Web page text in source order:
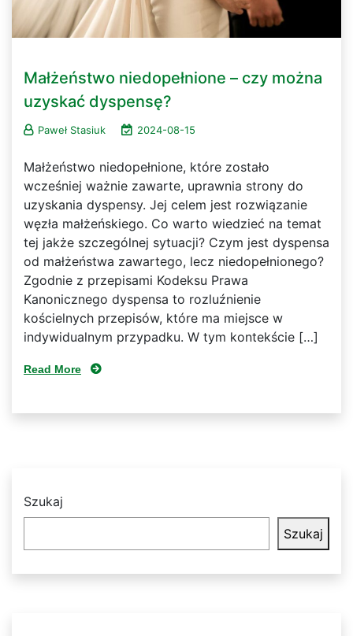
Małżeństwo niedopełnione – czy można
uzyskać dyspensę?
Paweł Stasiuk 2024-08-15
Małżeństwo niedopełnione, które zostało
wcześniej ważnie zawarte, uprawnia strony do
uzyskania dyspensy. Jej celem jest rozwiązanie
węzła małżeńskiego. Co warto wiedzieć na temat
tej jakże szczególnej sytuacji? Czym jest dyspensa
od małżeństwa zawartego, lecz niedopełnionego?
Zgodnie z przepisami Kodeksu Prawa
Kanonicznego dyspensa to rozluźnienie
kościelnych przepisów, które ma miejsce w
indywidualnym przypadku. W tym kontekście […]
Read More
Szukaj
Szukaj